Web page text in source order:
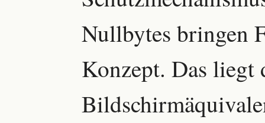
Nullbytes bringen
Konzept. Das liegt